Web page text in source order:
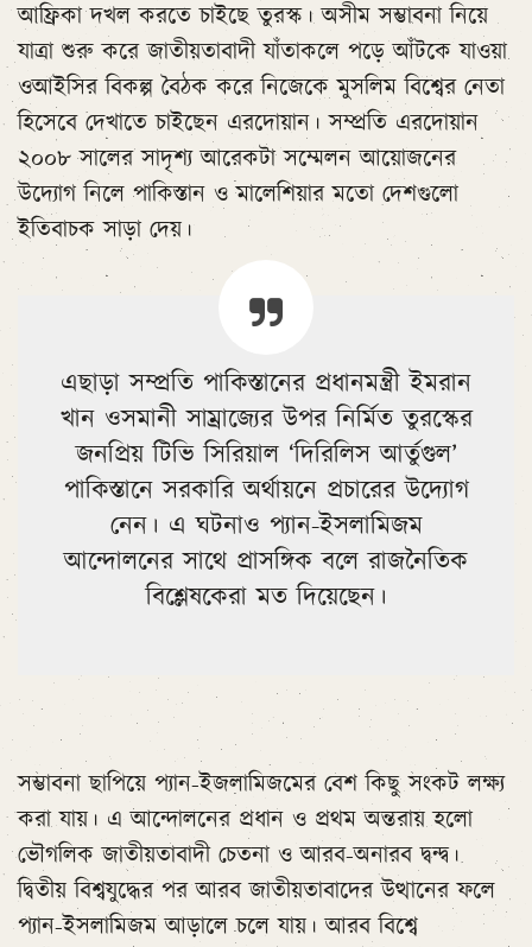
আফ্রিকা দখল করতে চাইছে তুরস্ক। অসীম সম্ভাবনা নিয়ে
যাত্রা শুরু করে জাতীয়তাবাদী যাঁতাকলে পড়ে আঁটকে যাওয়া
ওআইসির বিকল্প বৈঠক করে নিজেকে মুসলিম বিশ্বের নেতা
হিসেবে দেখাতে চাইছেন এরদোয়ান। সম্প্রতি এরদোয়ান
২০০৮ সালের সাদৃশ্য আরেকটা সম্মেলন আয়োজনের
উদ্যোগ নিলে পাকিস্তান ও মালেশিয়ার মতো দেশগুলো
ইতিবাচক সাড়া দেয়।
এছাড়া সম্প্রতি পাকিস্তানের প্রধানমন্ত্রী ইমরান
খান ওসমানী সাম্রাজ্যের উপর নির্মিত তুরস্কের
জনপ্রিয় টিভি সিরিয়াল ‘দিরিলিস আর্তুগুল’
পাকিস্তানে সরকারি অর্থায়নে প্রচারের উদ্যোগ
নেন। এ ঘটনাও প্যান-ইসলামিজম
আন্দোলনের সাথে প্রাসঙ্গিক বলে রাজনৈতিক
বিশ্লেষকেরা মত দিয়েছেন।
সম্ভাবনা ছাপিয়ে প্যান-ইজলামিজমের বেশ কিছু সংকট লক্ষ্য
করা যায়। এ আন্দোলনের প্রধান ও প্রথম অন্তরায় হলো
ভৌগলিক জাতীয়তাবাদী চেতনা ও আরব-অনারব দ্বন্দ্ব।
দ্বিতীয় বিশ্বযুদ্ধের পর আরব জাতীয়তাবাদের উত্থানের ফলে
প্যান-ইসলামিজম আড়ালে চলে যায়। আরব বিশ্বে